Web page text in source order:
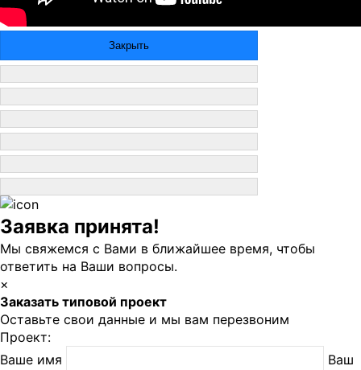
Закрыть
Заявка принята!
Мы свяжемся с Вами в ближайшее время, чтобы
ответить на Ваши вопросы.
×
Заказать типовой проект
Оставьте свои данные и мы вам перезвоним
Проект:
Ваше имя
Ваш